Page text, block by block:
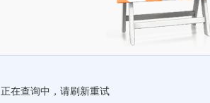
正在查询中，请刷新重试